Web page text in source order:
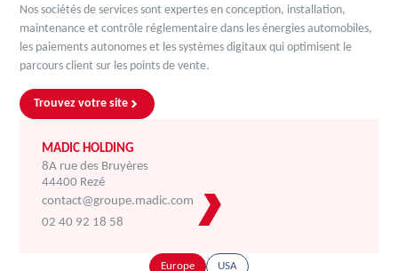
Europe USA
Nos sociétés de services sont expertes en conception, installation,
maintenance et contrôle réglementaire dans les énergies automobiles,
les paiements autonomes et les systèmes digitaux qui optimisent le
parcours client sur les points de vente.
Trouvez votre site
MADIC HOLDING
8A rue des Bruyères
44400 Rezé
contact@groupe.madic.com
02 40 92 18 58